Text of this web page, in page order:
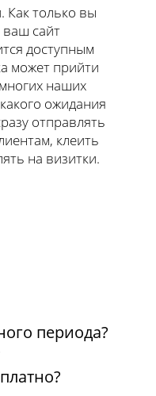
Как только вы
сайт
доступным
может прийти
наших
ожидания
отправлять
клеить
на визитки.
периода?